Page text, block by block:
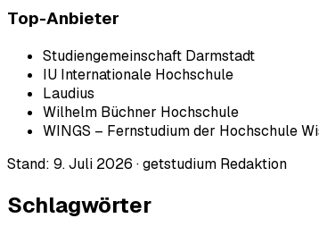
Top-Anbieter
Studiengemeinschaft Darmstadt
IU Internationale Hochschule
Laudius
Wilhelm Büchner Hochschule
WINGS – Fernstudium der Hochschule
Stand: 9. Juli 2026 ·getstudium Redaktion
Schlagwörter